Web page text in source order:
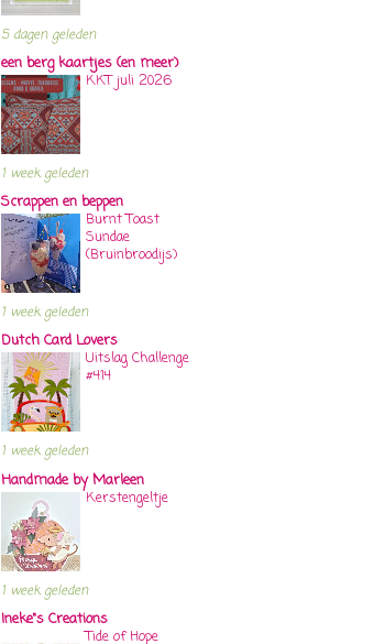
5 dagen geleden
een berg kaartjes (en meer)
KKT juli 2026
1 week geleden
Scrappen en beppen
Burnt Toast
Sundae
(Bruinbroodijs)
1 week geleden
Dutch Card Lovers
Uitslag Challenge
#414
1 week geleden
Handmade by Marleen
Kerstengeltje
1 week geleden
Ineke"s Creations
Tide of Hope